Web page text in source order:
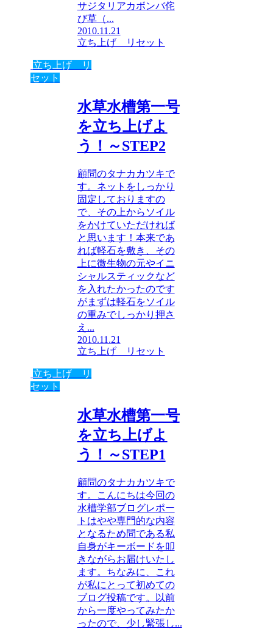
サジタリアカボンバ侘
び草（...
2010.11.21
立ち上げ リセット
立ち上げ リ
セット
水草水槽第一号
を立ち上げよ
う！～STEP2
顧問のタナカカツキで
す。ネットをしっかり
固定しておりますの
で、その上からソイル
をかけていただければ
と思います！本来であ
れば軽石を敷き、その
上に微生物の元やイニ
シャルスティックなど
を入れたかったのです
がまずは軽石をソイル
の重みでしっかり押さ
え...
2010.11.21
立ち上げ リセット
立ち上げ リ
セット
水草水槽第一号
を立ち上げよ
う！～STEP1
顧問のタナカカツキで
す。こんにちは今回の
水槽学部ブログレポー
トはやや専門的な内容
となるため問である私
自身がキーボードを叩
きながらお届けいたし
ます。ちなみに、これ
が私にとって初めての
ブログ投稿です。以前
から一度やってみたか
ったので、少し緊張し...